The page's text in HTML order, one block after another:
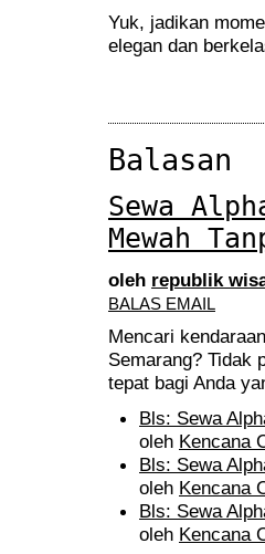
Yuk, jadikan
elegan dan
Balasan
Sewa
Mewah
oleh republik
BALAS EMAIL
Mencari
Semarang? Tidak
tepat bagi Anda
Bls: Sewa
oleh Kencana
Bls: Sewa
oleh Kencana
Bls: Sewa
oleh Kencana